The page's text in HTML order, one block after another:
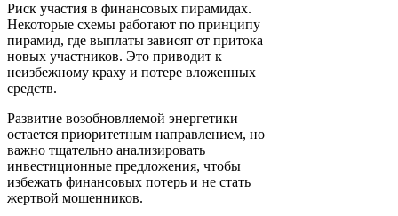
Риск участия в финансовых пирамидах.
Некоторые схемы работают по принципу
пирамид, где выплаты зависят от притока
новых участников. Это приводит к
неизбежному краху и потере вложенных
средств.
Развитие возобновляемой энергетики
остается приоритетным направлением, но
важно тщательно анализировать
инвестиционные предложения, чтобы
избежать финансовых потерь и не стать
жертвой мошенников.